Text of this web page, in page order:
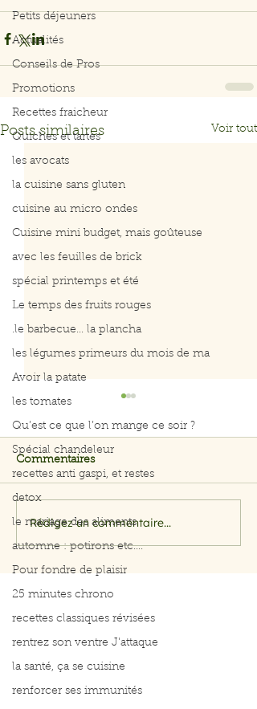
Petits déjeuners
Actualités
Conseils de Pros
Promotions
Recettes fraicheur
Quiches et tartes
les avocats
la cuisine sans gluten
cuisine au micro ondes
Cuisine mini budget, mais goûteuse
avec les feuilles de brick
spécial printemps et été
Le temps des fruits rouges
.le barbecue... la plancha
les légumes primeurs du mois de ma
Avoir la patate
les tomates
Qu’est ce que l’on mange ce soir ?
Spécial chandeleur
recettes anti gaspi, et restes
detox
le mariage des aliments
automne : potirons etc....
Pour fondre de plaisir
25 minutes chrono
recettes classiques révisées
rentrez son ventre J'attaque
la santé, ça se cuisine
renforcer ses immunités
Posts similaires Voir tout
Salade rapide d’avocat,
pomme et crevettes
Commentaires
Rédigez un commentaire...